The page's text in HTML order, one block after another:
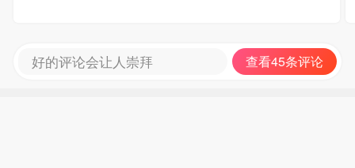
好的评论会让人崇拜 查看45条评论